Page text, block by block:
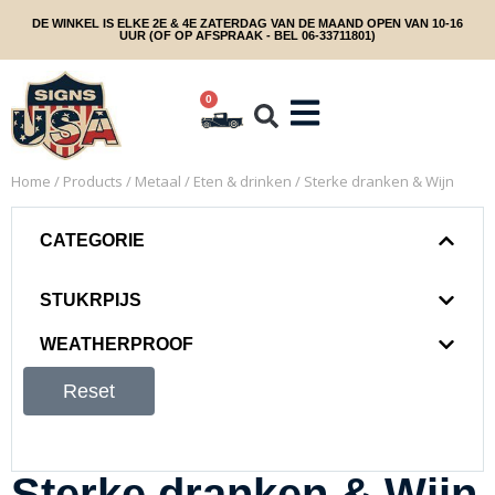
DE WINKEL IS ELKE 2E & 4E ZATERDAG VAN DE MAAND OPEN VAN 10-16
UUR (OF OP AFSPRAAK - BEL 06-33711801)
0
Home / Products / Metaal / Eten & drinken / Sterke dranken & Wijn
CATEGORIE
STUKRPIJS
WEATHERPROOF
Reset